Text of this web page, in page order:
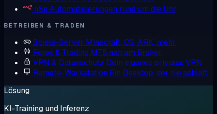
n8n Automatisierungen rund um die Uhr
BETREIBEN & TRADEN
Spiele-Server Minecraft, CS, ARK, mehr
Forex & Trading MT5 nah am Broker
VPN & Datenschutz Dein eigenes privates VPN
Remote-Workstation Ein Desktop, der nie schläft
Lösung
KI-Training und Inferenz